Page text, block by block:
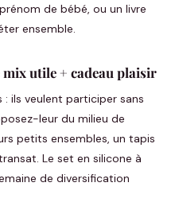
de bébé, ou un livre
ensemble.
utile + cadeau plaisir
: ils veulent participer sans
leur du milieu de
petits ensembles, un tapis
Le set en silicone à
de diversification